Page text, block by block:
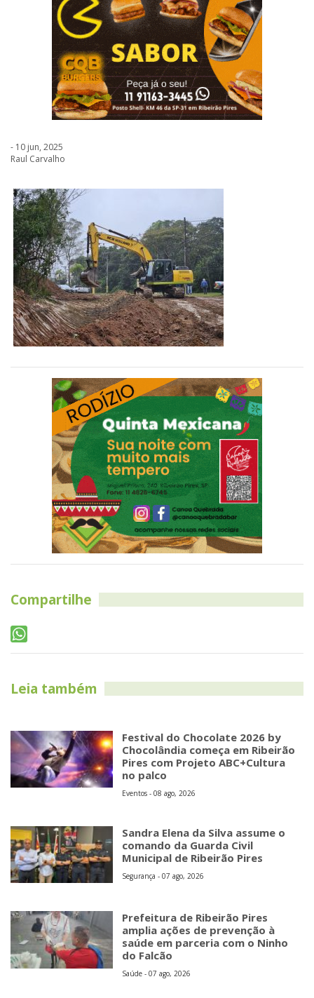
- 10 jun, 2025
Raul Carvalho
Compartilhe
Leia também
Festival do Chocolate 2026 by
Chocolândia começa em Ribeirão
Pires com Projeto ABC+Cultura
no palco
Eventos - 08 ago, 2026
Sandra Elena da Silva assume o
comando da Guarda Civil
Municipal de Ribeirão Pires
Segurança - 07 ago, 2026
Prefeitura de Ribeirão Pires
amplia ações de prevenção à
saúde em parceria com o Ninho
do Falcão
Saúde - 07 ago, 2026